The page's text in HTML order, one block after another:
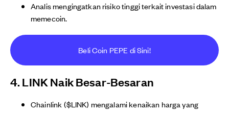
Analis mengingatkan risiko tinggi terkait investasi dalam
memecoin.
Beli Coin PEPE di Sini!
4. LINK Naik Besar-Besaran
Chainlink ($LINK) mengalami kenaikan harga yang